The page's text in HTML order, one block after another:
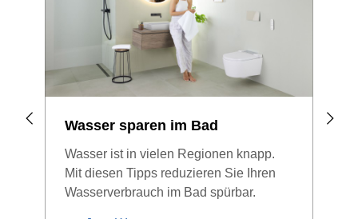
Wasser sparen im Bad
Wasser ist in vielen Regionen knapp.
Mit diesen Tipps reduzieren Sie Ihren
Wasserverbrauch im Bad spürbar.